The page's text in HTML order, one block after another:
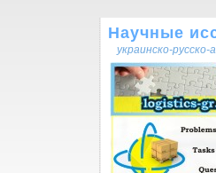
Научные
украинско-